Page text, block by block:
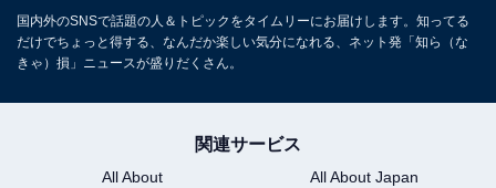
国内外のSNSで話題の人＆トピックをタイムリーにお届けします。知ってる
だけでちょっと得する、なんだか楽しい気分になれる、ネット発「知ら（な
きゃ）損」ニュースが盛りだくさん。
関連サービス
All About
All About Japan